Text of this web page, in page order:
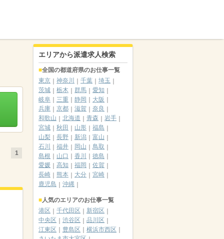
1
エリアから派遣求人検索
全国の都道府県のお仕事一覧
東京
神奈川 千葉
埼玉
茨城
栃木 群馬
愛知
岐阜
三重 静岡
大阪
兵庫
京都 滋賀
奈良
和歌山
北海道 青森
岩手
宮城
秋田 山形
福島
山梨
長野 新潟
富山
石川
福井 岡山
鳥取
島根
山口 香川
徳島
愛媛
高知 福岡
佐賀
長崎
熊本 大分
宮崎
鹿児島
沖縄
人気のエリアのお仕事一覧
港区
千代田区
新宿区
中央区
渋谷区
品川区
江東区
豊島区
横浜市西区